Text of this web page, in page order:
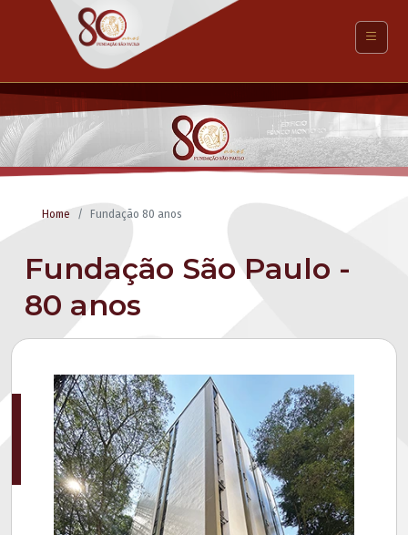
Home Fundação 80 anos
Fundação São Paulo -
80 anos